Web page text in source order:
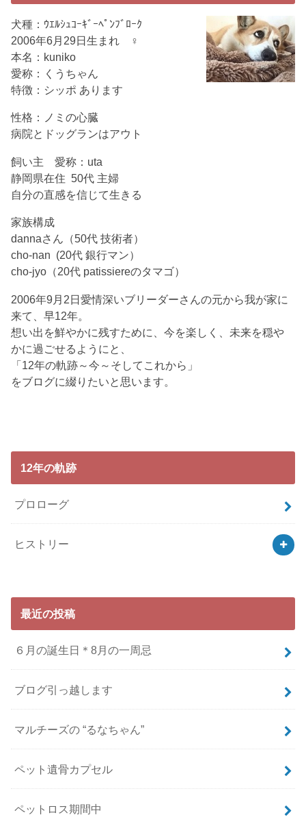
犬種：ｳｴﾙｼｭｺｰｷﾞｰﾍﾟﾝﾌﾞﾛｰｸ
2006年6月29日生まれ ♀
本名：kuniko
愛称：くうちゃん
特徴：シッポ あります
性格：ノミの心臓
病院とドッグランはアウト
飼い主 愛称：uta
静岡県在住 50代 主婦
自分の直感を信じて生きる
家族構成
dannaさん（50代 技術者）
cho-nan (20代 銀行マン）
cho-jyo（20代 patissiereのタマゴ）
2006年9月2日愛情深いブリーダーさんの元から我が家に
来て、早12年。
想い出を鮮やかに残すために、今を楽しく、未来を穏や
かに過ごせるようにと、
「12年の軌跡～今～そしてこれから」
をブログに綴りたいと思います。
12年の軌跡
プロローグ
ヒストリー
最近の投稿
６月の誕生日＊8月の一周忌
ブログ引っ越します
マルチーズの “るなちゃん”
ペット遺骨カプセル
ペットロス期間中